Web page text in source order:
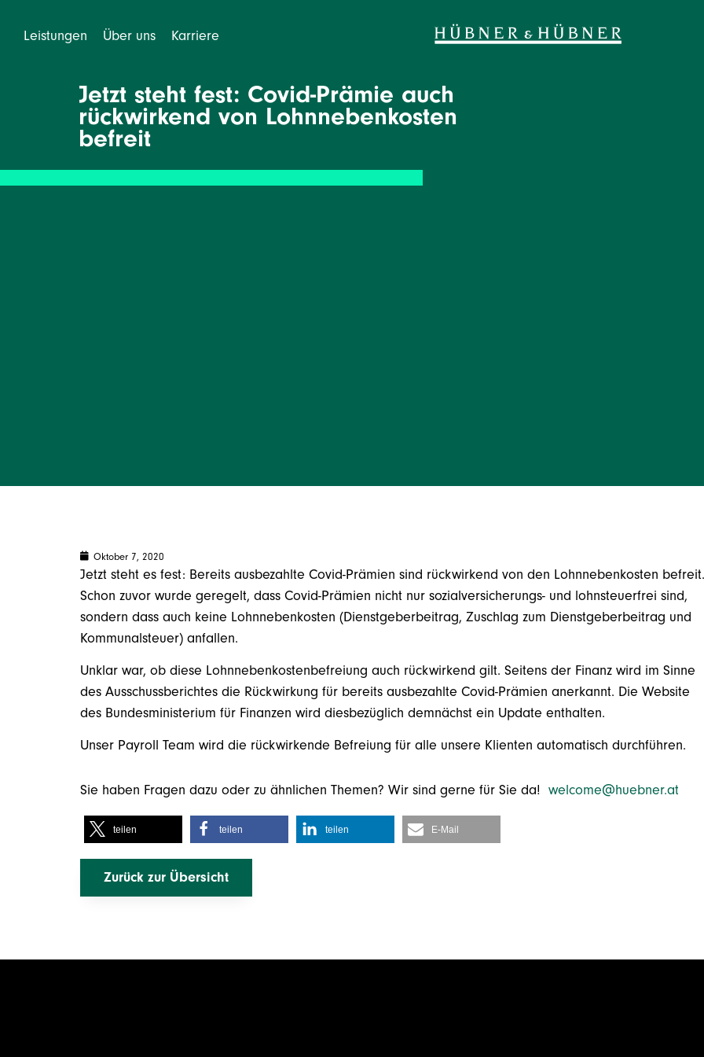
Leistungen Über uns Karriere
Jetzt steht fest: Covid-Prämie auch
rückwirkend von Lohnnebenkosten
befreit
Oktober 7, 2020
Jetzt steht es fest: Bereits ausbezahlte Covid-Prämien sind rückwirkend von den Lohnnebenkosten befreit.
Schon zuvor wurde geregelt, dass Covid-Prämien nicht nur sozialversicherungs- und lohnsteuerfrei sind,
sondern dass auch keine Lohnnebenkosten (Dienstgeberbeitrag, Zuschlag zum Dienstgeberbeitrag und
Kommunalsteuer) anfallen.
Unklar war, ob diese Lohnnebenkostenbefreiung auch rückwirkend gilt. Seitens der Finanz wird im Sinne
des Ausschussberichtes die Rückwirkung für bereits ausbezahlte Covid-Prämien anerkannt. Die Website
des Bundesministerium für Finanzen wird diesbezüglich demnächst ein Update enthalten.
Unser Payroll Team wird die rückwirkende Befreiung für alle unsere Klienten automatisch durchführen.
Sie haben Fragen dazu oder zu ähnlichen Themen? Wir sind gerne für Sie da! welcome@huebner.at
teilen teilen teilen E-Mail
Zurück zur Übersicht